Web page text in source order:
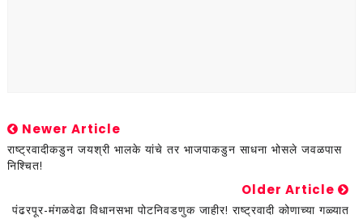
Newer Article
राष्ट्रवादीकडुन जयश्री भालके यांचे तर भाजपाकडुन साधना भोसले जवळपास
निश्चित!
Older Article
पंढरपूर-मंगळवेढा विधानसभा पोटनिवडणुक जाहीर! राष्ट्रवादी कोणाच्या गळ्यात